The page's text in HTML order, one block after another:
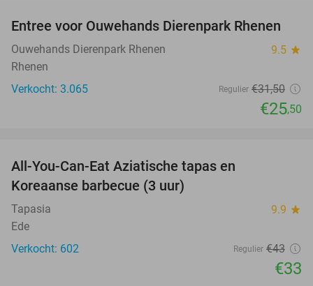
19%
Entree voor Ouwehands Dierenpark Rhenen
Ouwehands Dierenpark Rhenen 9.5 star
Rhenen
Verkocht: 3.065
Regulier €31,50
€25,50
All-You-Can-Eat Aziatische tapas en
Koreaanse barbecue (3 uur)
Tapasia 9.9 star
Ede
Verkocht: 602
Regulier €43
€33